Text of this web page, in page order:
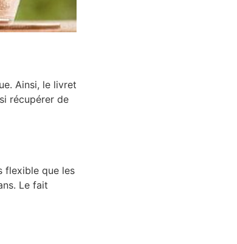
Ainsi, le livret
récupérer de
flexible que les
Le fait